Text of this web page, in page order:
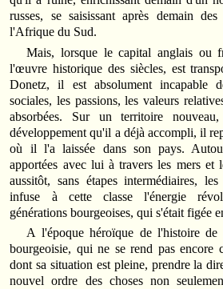
russes, se saisissant après demain
l'Afrique du Sud.
Mais, lorsque le capital anglais ou
l'œuvre historique des siècles, est
Donetz, il est absolument incapable
sociales, les passions, les valeurs
absorbées. Sur un territoire
développement qu'il a déjà accompli, il
où il l'a laissée dans son pays.
apportées avec lui à travers les mers et
aussitôt, sans étapes intermédiaires,
infuse à cette classe l'énergie
générations bourgeoises, qui s'était figée
A l'époque héroïque de l'histoire de
bourgeoisie, qui ne se rend pas encore
dont sa situation est pleine, prendre la
nouvel ordre des choses non